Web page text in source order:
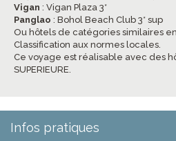
Vigan : Vigan Plaza 3*
Panglao : Bohol Beach Club 3* sup
Ou hôtels de catégories similaires
Classification aux normes locales.
Ce voyage est réalisable avec des
SUPERIEURE.
Infos pratiques